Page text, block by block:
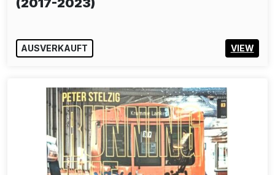
(2017-2023)
AUSVERKAUFT VIEW